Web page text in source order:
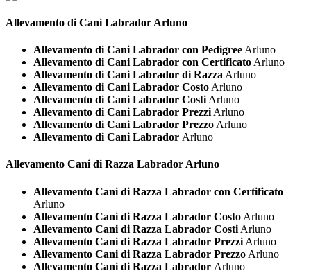
Allevamento di Cani Labrador Arluno
Allevamento di Cani Labrador con Pedigree Arluno
Allevamento di Cani Labrador con Certificato Arluno
Allevamento di Cani Labrador di Razza Arluno
Allevamento di Cani Labrador Costo Arluno
Allevamento di Cani Labrador Costi Arluno
Allevamento di Cani Labrador Prezzi Arluno
Allevamento di Cani Labrador Prezzo Arluno
Allevamento di Cani Labrador Arluno
Allevamento Cani di Razza Labrador Arluno
Allevamento Cani di Razza Labrador con Certificato
Arluno
Allevamento Cani di Razza Labrador Costo Arluno
Allevamento Cani di Razza Labrador Costi Arluno
Allevamento Cani di Razza Labrador Prezzi Arluno
Allevamento Cani di Razza Labrador Prezzo Arluno
Allevamento Cani di Razza Labrador Arluno